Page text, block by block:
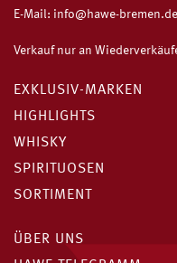
E-Mail: info@hawe-bremen.de
Verkauf nur an
EXKLUSIV-MARKEN
HIGHLIGHTS
WHISKY
SPIRITUOSEN
SORTIMENT
ÜBER UNS